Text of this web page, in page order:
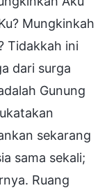
Mungkinkah
Tidakkah ini
dari surga
Gunung
sekarang
sama sekali;
Ruang